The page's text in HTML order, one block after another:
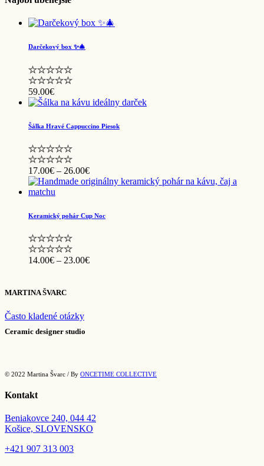
Darčekový box ✨🎄
59.00€
Šálka Hravé Cappuccino Piesok
17.00€ – 26.00€Price
range:
26.00€
Keramický pohár Cup Noc
14.00€ – 23.00€Price
MARTINA ŠVARC
Často kladené otázky
Ceramic designer studio
© 2022 Martina Švarc / By ONCETIME COLLECTIVE
Kontakt
Beniakovce 240, 044 42
Košice, SLOVENSKO
+421 907 313 003